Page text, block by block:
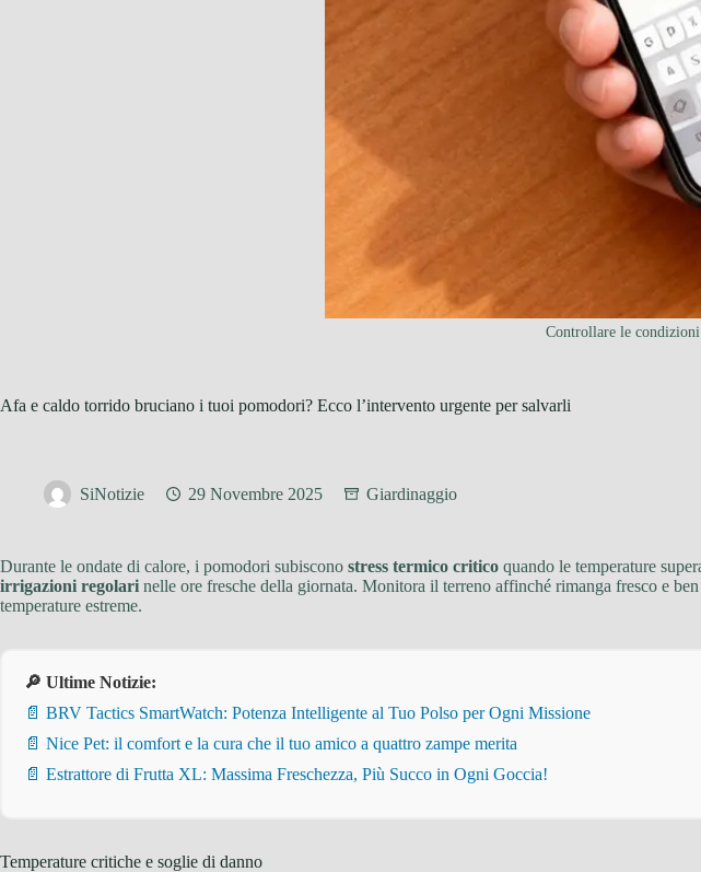
Controllare le
Afa e caldo torrido bruciano i tuoi pomodori? Ecco l’intervento urgente per salvarli
SiNotizie 29 Novembre 2025 Giardinaggio
Durante le ondate di calore, i pomodori subiscono stress termico critico quando le temperature
irrigazioni regolari nelle ore fresche della giornata. Monitora il terreno affinché rimanga fresco e
temperature estreme.
🔎 Ultime Notizie:
📄 BRV Tactics SmartWatch: Potenza Intelligente al Tuo Polso per Ogni Missione
📄 Nice Pet: il comfort e la cura che il tuo amico a quattro zampe merita
📄 Estrattore di Frutta XL: Massima Freschezza, Più Succo in Ogni Goccia!
Temperature critiche e soglie di danno